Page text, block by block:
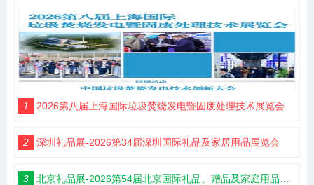
1 2026第八届上海国际垃圾焚烧发电暨固废处理技术展览会
2 深圳礼品展-2026第34届深圳国际礼品及家居用品展览会
3 北京礼品展-2026第54届北京国际礼品、赠品及家庭用品展览会